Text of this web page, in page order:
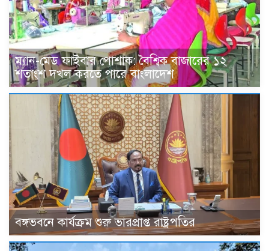
ম্যান-মেড ফাইবার পোশাক: বৈশ্বিক বাজারের ১২
শতাংশ দখল করতে পারে বাংলাদেশ
বঙ্গভবনে কার্যক্রম শুরু ভারপ্রাপ্ত রাষ্ট্রপতির